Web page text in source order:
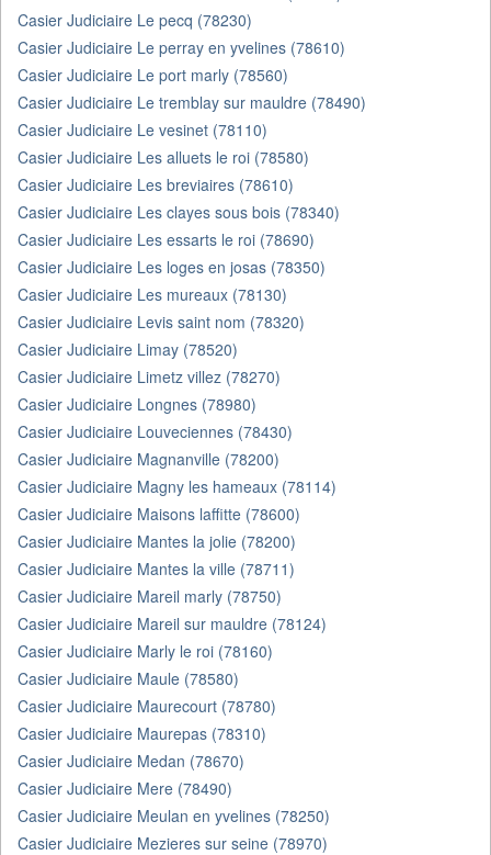
Casier Judiciaire Le pecq (78230)
Casier Judiciaire Le perray en yvelines (78610)
Casier Judiciaire Le port marly (78560)
Casier Judiciaire Le tremblay sur mauldre (78490)
Casier Judiciaire Le vesinet (78110)
Casier Judiciaire Les alluets le roi (78580)
Casier Judiciaire Les breviaires (78610)
Casier Judiciaire Les clayes sous bois (78340)
Casier Judiciaire Les essarts le roi (78690)
Casier Judiciaire Les loges en josas (78350)
Casier Judiciaire Les mureaux (78130)
Casier Judiciaire Levis saint nom (78320)
Casier Judiciaire Limay (78520)
Casier Judiciaire Limetz villez (78270)
Casier Judiciaire Longnes (78980)
Casier Judiciaire Louveciennes (78430)
Casier Judiciaire Magnanville (78200)
Casier Judiciaire Magny les hameaux (78114)
Casier Judiciaire Maisons laffitte (78600)
Casier Judiciaire Mantes la jolie (78200)
Casier Judiciaire Mantes la ville (78711)
Casier Judiciaire Mareil marly (78750)
Casier Judiciaire Mareil sur mauldre (78124)
Casier Judiciaire Marly le roi (78160)
Casier Judiciaire Maule (78580)
Casier Judiciaire Maurecourt (78780)
Casier Judiciaire Maurepas (78310)
Casier Judiciaire Medan (78670)
Casier Judiciaire Mere (78490)
Casier Judiciaire Meulan en yvelines (78250)
Casier Judiciaire Mezieres sur seine (78970)